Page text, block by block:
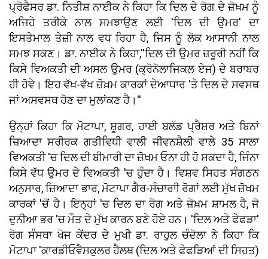
ਪ੍ਰੋਫੈਸਰ ਡਾ. ਨਿਤੀਸ਼ ਨਾਈਕ ਨੇ ਕਿਹਾ ਕਿ ਦਿਲ ਦੇ ਰੋਗ ਦੇ ਜ਼ੋਖ਼ਮ ਨੂੰ
ਅਜਿਹੇ ਤਰੀਕੇ ਨਾਲ ਸਮਝਾਉਣ ਲਈ 'ਦਿਲ ਦੀ ਉਮਰ' ਦਾ
ਇਸਤੇਮਾਲ ਤੇਜ਼ੀ ਨਾਲ ਵਧ ਰਿਹਾ ਹੈ, ਜਿਸ ਨੂੰ ਲੋਕ ਆਸਾਨੀ ਨਾਲ
ਸਮਝ ਸਕਣ। ਡਾ. ਨਾਈਕ ਨੇ ਕਿਹਾ,''ਦਿਲ ਦੀ ਉਮਰ ਜ਼ਰੂਰੀ ਨਹੀਂ ਕਿ
ਕਿਸੇ ਵਿਅਕਤੀ ਦੀ ਅਸਲ ਉਮਰ (ਕ੍ਰੋਨੋਲਾਜਿਕਲ ਏਜ) ਦੇ ਬਰਾਬਰ
ਹੀ ਹੋਵੇ। ਇਹ ਵੱਖ-ਵੱਖ ਜ਼ੋਖ਼ਮ ਕਾਰਕਾਂ ਦੇਆਧਾਰ 'ਤੇ ਦਿਲ ਦੇ ਸਵਸਥ
ਜਾਂ ਅਸਵਸਥ ਹੋਣ ਦਾ ਮੁਲਾਂਕਣ ਹੈ।''
ਉਨ੍ਹਾਂ ਕਿਹਾ ਕਿ ਮੋਟਾਪਾ, ਸ਼ੂਗਰ, ਹਾਈ ਬਲੱਡ ਪ੍ਰੈਸ਼ਰ ਅਤੇ ਬਿਨਾਂ
ਜ਼ਿਆਦਾ ਸਰੀਰਕ ਗਤੀਵਿਧੀ ਵਾਲੀ ਜੀਵਨਸ਼ੈਲੀ ਵਾਲੇ 35 ਸਾਲਾ
ਵਿਅਕਤੀ 'ਚ ਦਿਲ ਦੀ ਬੀਮਾਰੀ ਦਾ ਜ਼ੋਖਮ ਓਨਾ ਹੀ ਹੋ ਸਕਦਾ ਹੈ, ਜਿੰਨਾ
ਕਿਸੇ ਵੱਧ ਉਮਰ ਦੇ ਵਿਅਕਤੀ 'ਚ ਹੁੰਦਾ ਹੈ। ਵਿਸ਼ਵ ਸਿਹਤ ਸੰਗਠਨ
ਅਨੁਸਾਰ, ਜ਼ਿਆਦਾ ਭਾਰ, ਮੋਟਾਪਾ ਗੈਰ-ਸੰਚਾਰਾੀ ਰੋਗਾਂ ਲਈ ਮੁੱਖ ਜ਼ੋਖਮ
ਕਾਰਕਾਂ 'ਚੋਂ ਹੈ। ਇਨ੍ਹਾਂ 'ਚ ਦਿਲ ਦਾ ਰੋਗ ਅਤੇ ਜ਼ੋਖ਼ਮ ਸ਼ਾਮਲ ਹੈ, ਜੋ
ਦੁਨੀਆ ਭਰ 'ਚ ਮੌਤ ਦੇ ਮੁੱਖ ਕਾਰਨ ਬਣੇ ਹੋਏ ਹਨ। 'ਦਿਲ ਅਤੇ ਫੇਫੜਾ'
ਰੋਗ ਸੰਸਥਾ ਖੋਜ ਕੇਂਦਰ ਦੇ ਮੁਖੀ ਡਾ. ਰਾਹੁਲ ਚੰਦੋਲਾ ਨੇ ਕਿਹਾ ਕਿ
ਮੋਟਾਪਾ 'ਕਾਰਡੀਓਵੈਸਕੁਲਰ ਹੈਲਥ (ਦਿਲ ਅਤੇ ਫੇਫੜਿਆਂ ਦੀ ਸਿਹਤ)